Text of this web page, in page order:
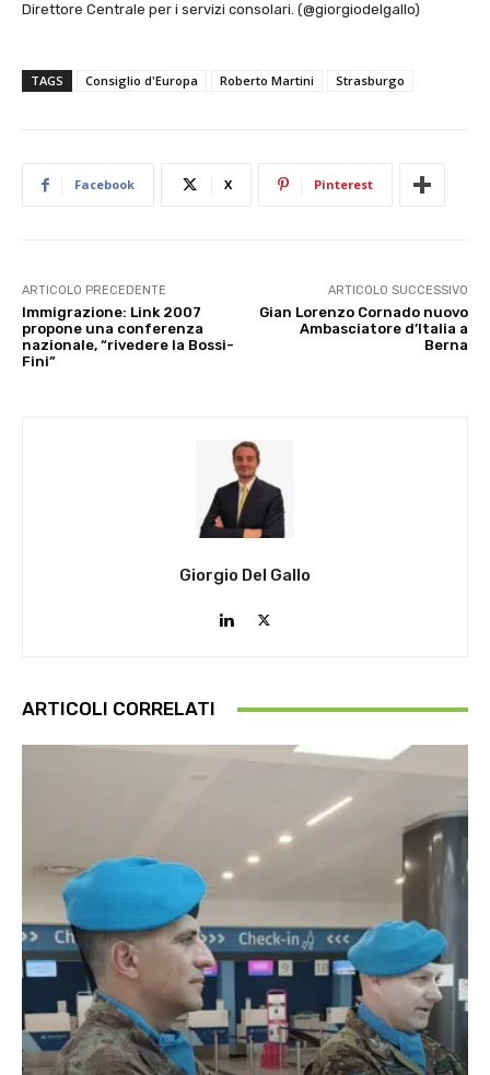
Direttore Centrale per i servizi consolari. (@giorgiodelgallo)
TAGS Consiglio d'Europa Roberto Martini Strasburgo
Facebook X Pinterest
ARTICOLO PRECEDENTE
Immigrazione: Link 2007
propone una conferenza
nazionale, “rivedere la Bossi-
Fini”
ARTICOLO SUCCESSIVO
Gian Lorenzo Cornado nuovo
Ambasciatore d’Italia a
Berna
Giorgio Del Gallo
ARTICOLI CORRELATI